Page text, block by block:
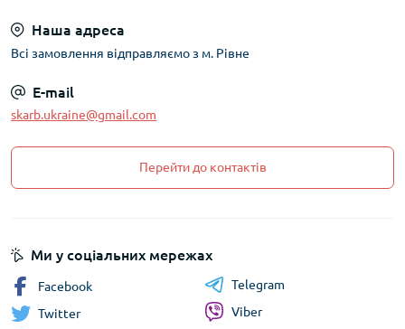
Наша адреса
Всі замовлення відправляємо з м. Рівне
E-mail
skarb.ukraine@gmail.com
Перейти до контактів
Ми у соціальних мережах
Facebook
Twitter
Telegram
Viber